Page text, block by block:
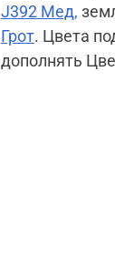
J392 Мед,
Грот. Цвета
дополнять